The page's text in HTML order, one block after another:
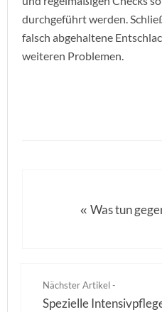
durchgeführt werden.
falsch abgehaltene
weiteren Problemen.
«Was tun
Nächster Artikel -
Spezielle